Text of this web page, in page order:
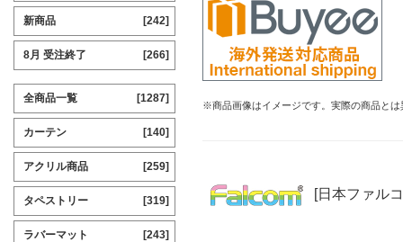
※商品画像はイメージです。実際の商品と
[日本ファル
新商品 [242]
8月 受注終了 [266]
全商品一覧 [1287]
カーテン [140]
アクリル商品 [259]
タペストリー [319]
ラバーマット [243]